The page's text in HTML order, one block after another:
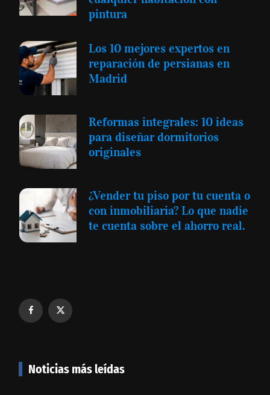
pintura
Los 10 mejores expertos en
reparación de persianas en
Madrid
Reformas integrales: 10 ideas
para diseñar dormitorios
originales
¿Vender tu piso por tu cuenta o
con inmobiliaria? Lo que nadie
te cuenta sobre el ahorro real.
Noticias más leídas